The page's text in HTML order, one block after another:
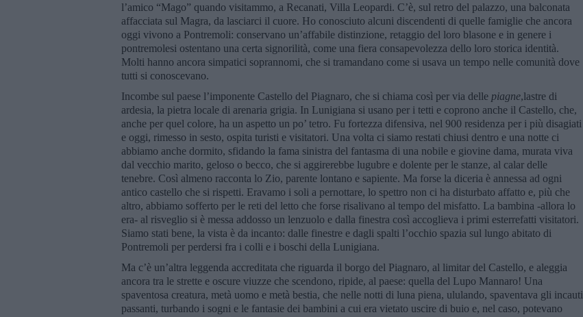
l’amico “Mago” quando visitammo, a Recanati, Villa Leopardi. C’è, sul retro del palazzo, una balconata
affacciata sul Magra, da lasciarci il cuore. Ho conosciuto alcuni discendenti di quelle famiglie che ancora
oggi vivono a Pontremoli: conservano un’affabile distinzione, retaggio del loro blasone e in genere i
pontremolesi ostentano una certa signorilità, come una fiera consapevolezza dello loro storica identità.
Molti hanno ancora simpatici soprannomi, che si tramandano come si usava un tempo nelle comunità dove
tutti si conoscevano.
Incombe sul paese l’imponente Castello del Piagnaro, che si chiama così per via delle piagne,lastre di
ardesia, la pietra locale di arenaria grigia. In Lunigiana si usano per i tetti e coprono anche il Castello, che,
anche per quel colore, ha un aspetto un po’ tetro. Fu fortezza difensiva, nel 900 residenza per i più disagiati
e oggi, rimesso in sesto, ospita turisti e visitatori. Una volta ci siamo restati chiusi dentro e una notte ci
abbiamo anche dormito, sfidando la fama sinistra del fantasma di una nobile e giovine dama, murata viva
dal vecchio marito, geloso o becco, che si aggirerebbe lugubre e dolente per le stanze, al calar delle
tenebre. Così almeno racconta lo Zio, parente lontano e sapiente. Ma forse la diceria è annessa ad ogni
antico castello che si rispetti. Eravamo i soli a pernottare, lo spettro non ci ha disturbato affatto e, più che
altro, abbiamo sofferto per le reti del letto che forse risalivano al tempo del misfatto. La bambina -allora lo
era- al risveglio si è messa addosso un lenzuolo e dalla finestra così accoglieva i primi esterrefatti visitatori.
Siamo stati bene, la vista è da incanto: dalle finestre e dagli spalti l’occhio spazia sul lungo abitato di
Pontremoli per perdersi fra i colli e i boschi della Lunigiana.
Ma c’è un’altra leggenda accreditata che riguarda il borgo del Piagnaro, al limitar del Castello, e aleggia
ancora tra le strette e oscure viuzze che scendono, ripide, al paese: quella del Lupo Mannaro! Una
spaventosa creatura, metà uomo e metà bestia, che nelle notti di luna piena, ululando, spaventava gli incauti
passanti, turbando i sogni e le fantasie dei bambini a cui era vietato uscire di buio e, nel caso, potevano